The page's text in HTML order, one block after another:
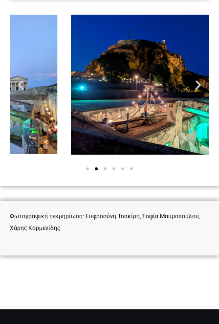
Φωτογραφική τεκμηρίωση: Ευφροσύνη Τσακίρη, Σοφία Μαυροπούλου,
Χάρης Κορμενίδης